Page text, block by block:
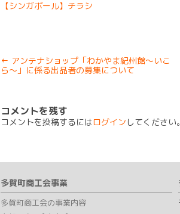
【シンガポール】チラシ
Post
navigation
← アンテナショップ「わかやま紀州館～いこ
ら～」に係る出品者の募集について
コメントを残す
コメントを投稿するにはログイン してください。
多賀町商工会事業
多賀町商工会の事業内容